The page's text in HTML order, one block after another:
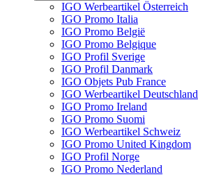
IGO Werbeartikel Österreich
IGO Promo Italia
IGO Promo België
IGO Promo Belgique
IGO Profil Sverige
IGO Profil Danmark
IGO Objets Pub France
IGO Werbeartikel Deutschland
IGO Promo Ireland
IGO Promo Suomi
IGO Werbeartikel Schweiz
IGO Promo United Kingdom
IGO Profil Norge
IGO Promo Nederland